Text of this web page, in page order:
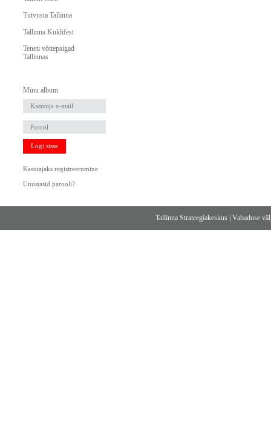
Tutvusta Tallinna
Tallinna Kuklifest
Teneti võttepaigad
Tallinnas
Minu album
Logi sisse
Kasutajaks registreerumine
Unustasid parooli?
Tallinna Strateegiakeskus |Vabaduse